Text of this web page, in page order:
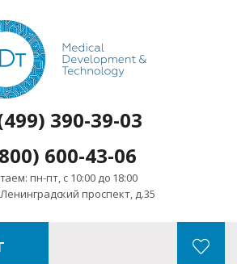
390-39-03
600-43-06
пн-пт, с 10:00 до 18:00
проспект, д.35